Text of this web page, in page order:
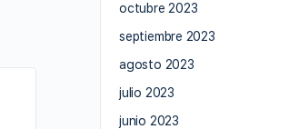
octubre 2023
septiembre 2023
agosto 2023
julio 2023
junio 2023